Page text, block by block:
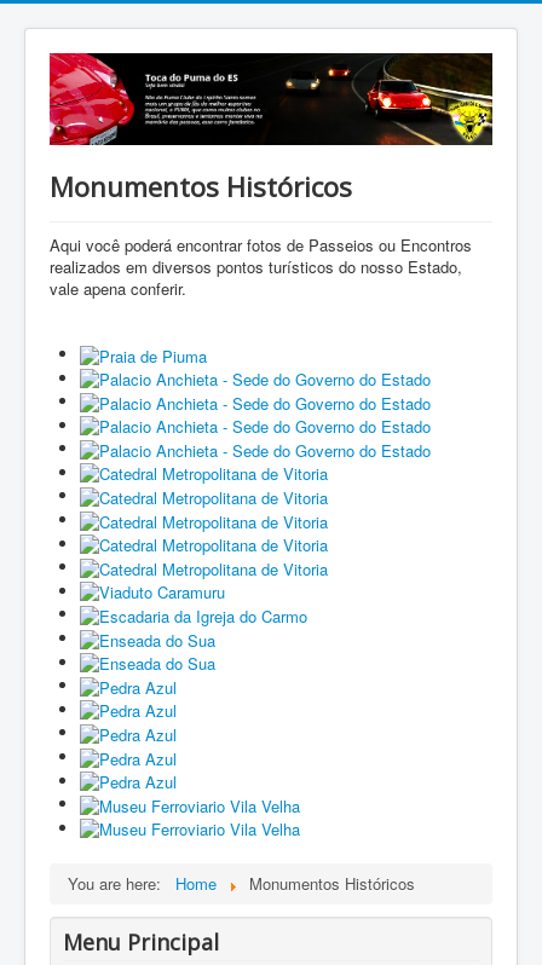
Monumentos Históricos
Aqui você poderá encontrar fotos de Passeios ou Encontros
realizados em diversos pontos turísticos do nosso Estado,
vale apena conferir.
You are here: Home Monumentos Históricos
Menu Principal